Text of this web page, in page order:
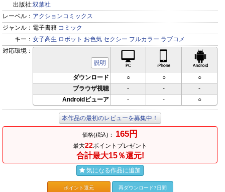
出版社:双葉社
レーベル： アクションコミックス
ジャンル： 電子書籍 コミック
キー： 女子高生 ロボット お色気 セクシー フルカラー ラブコメ
対応環境：
説明
iPhone対応
ダウンロード ○ ○
○
ブラウザ視聴
- -
-
Androidビューア
- - ○
本作品の最初のレビューを募集中！
価格(税込)： 165円
最大22ポイントプレゼント
合計最大15％還元!
気になる作品に追加
ポイント還元 再ダウンロード7日間